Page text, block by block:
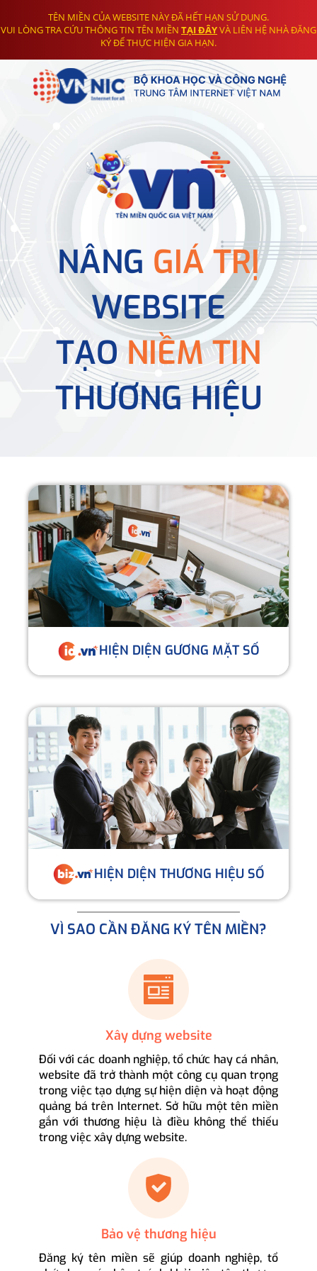
TÊN MIỀN CỦA WEBSITE NÀY ĐÃ HẾT HẠN SỬ DỤNG.
VUI LÒNG TRA CỨU THÔNG TIN TÊN MIỀN TẠI ĐÂYVÀ LIÊN HỆ NHÀ ĐĂNG
KÝ ĐỂ THỰC HIỆN GIA HẠN.
NÂNG GIÁ TRỊ
WEBSITE
TẠONIỀM TIN
THƯƠNG HIỆU
HIỆN DIỆN GƯƠNG MẶT SỐ
HIỆN DIỆN THƯƠNG HIỆU SỐ
VÌ SAO CẦN ĐĂNG KÝ TÊN MIỀN?
Xây dựng website
Đối với các doanh nghiệp, tổ chức hay cá nhân,
website đã trở thành một công cụ quan trọng
trong việc tạo dựng sự hiện diện và hoạt động
quảng bá trên Internet. Sở hữu một tên miền
gắn với thương hiệu là điều không thể thiếu
trong việc xây dựng website.
Bảo vệ thương hiệu
Đăng ký tên miền sẽ giúp doanh nghiệp, tổ